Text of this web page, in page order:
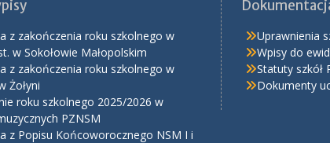
z zakończenia roku szkolnego w
w Sokołowie Małopolskim
z zakończenia roku szkolnego w
Żołyni
roku szkolnego 2025/2026 w
PZNSM
z Popisu Końcoworocznego NSM I i
Uprawnienia
Wpisy do
Statuty szkół
Dokumenty